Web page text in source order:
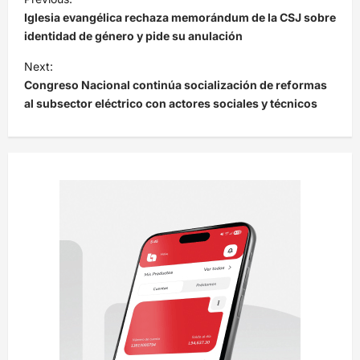
a
v
e
g
a
c
Iglesia evangélica rechaza memorándum de la CSJ sobre
identidad de género y pide su anulación
Next:
Congreso Nacional continúa socialización de reformas
al subsector eléctrico con actores sociales y técnicos